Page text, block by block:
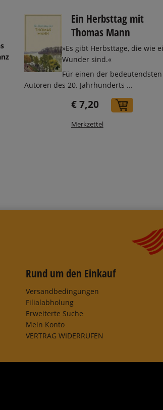
Warenkorb
Ein Herbsttag mit
Thomas Mann
»Es gibt Herbsttage, die wie
Wunder sind.«
Für einen der bedeutendsten
Autoren des 20. Jahrhunderts ...
€ 7,20
Merkzettel
Rund um den Einkauf
Versandbedingungen
Filialabholung
Erweiterte Suche
Mein Konto
VERTRAG WIDERRUFEN